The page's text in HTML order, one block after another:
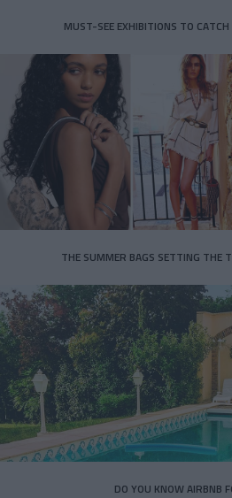
MUST-SEE EXHIBITIONS TO
THE SUMMER BAGS SETTING THE
DO YOU KNOW AIRBNB